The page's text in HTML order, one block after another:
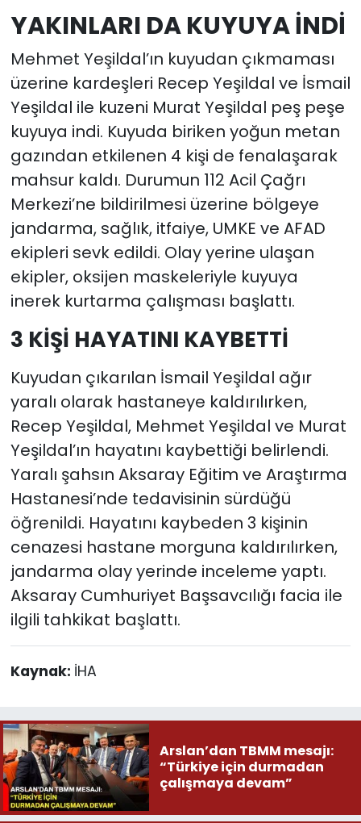
YAKINLARI DA KUYUYA İNDİ
Mehmet Yeşildal’ın kuyudan çıkmaması
üzerine kardeşleri Recep Yeşildal ve İsmail
Yeşildal ile kuzeni Murat Yeşildal peş peşe
kuyuya indi. Kuyuda biriken yoğun metan
gazından etkilenen 4 kişi de fenalaşarak
mahsur kaldı. Durumun 112 Acil Çağrı
Merkezi’ne bildirilmesi üzerine bölgeye
jandarma, sağlık, itfaiye, UMKE ve AFAD
ekipleri sevk edildi. Olay yerine ulaşan
ekipler, oksijen maskeleriyle kuyuya
inerek kurtarma çalışması başlattı.
3 KİŞİ HAYATINI KAYBETTİ
Kuyudan çıkarılan İsmail Yeşildal ağır
yaralı olarak hastaneye kaldırılırken,
Recep Yeşildal, Mehmet Yeşildal ve Murat
Yeşildal’ın hayatını kaybettiği belirlendi.
Yaralı şahsın Aksaray Eğitim ve Araştırma
Hastanesi’nde tedavisinin sürdüğü
öğrenildi. Hayatını kaybeden 3 kişinin
cenazesi hastane morguna kaldırılırken,
jandarma olay yerinde inceleme yaptı.
Aksaray Cumhuriyet Başsavcılığı facia ile
ilgili tahkikat başlattı.
Kaynak: İHA
Arslan’dan TBMM mesajı:
“Türkiye için durmadan
çalışmaya devam”